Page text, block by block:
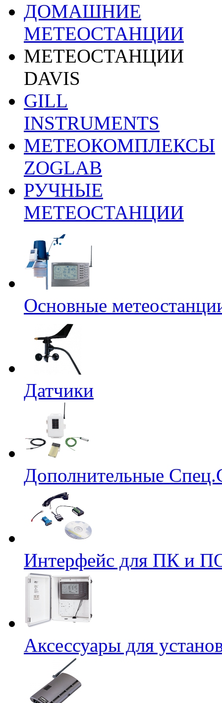
ДОМАШНИЕ
МЕТЕОСТАНЦИИ
МЕТЕОСТАНЦИИ
DAVIS
GILL
INSTRUMENTS
МЕТЕОКОМПЛЕКСЫ
ZOGLAB
РУЧНЫЕ
МЕТЕОСТАНЦИИ
Основные
Датчики
Дополнительные
Интерфейс для ПК и
Аксессуары для